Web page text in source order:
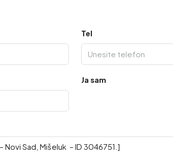
Tel
Ja sam